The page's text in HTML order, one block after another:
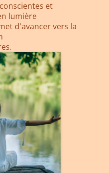
et
lumière
d'avancer vers la